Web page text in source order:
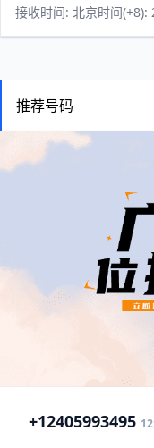
接收时间: 北京时间
推荐号码
+12405993495